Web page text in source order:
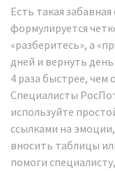
Есть такая
формулируется
«разберитесь», а
дней и вернуть
4 раза быстрее, чем
Специалисты
используйте
ссылками на
вносить таблицы
помоги